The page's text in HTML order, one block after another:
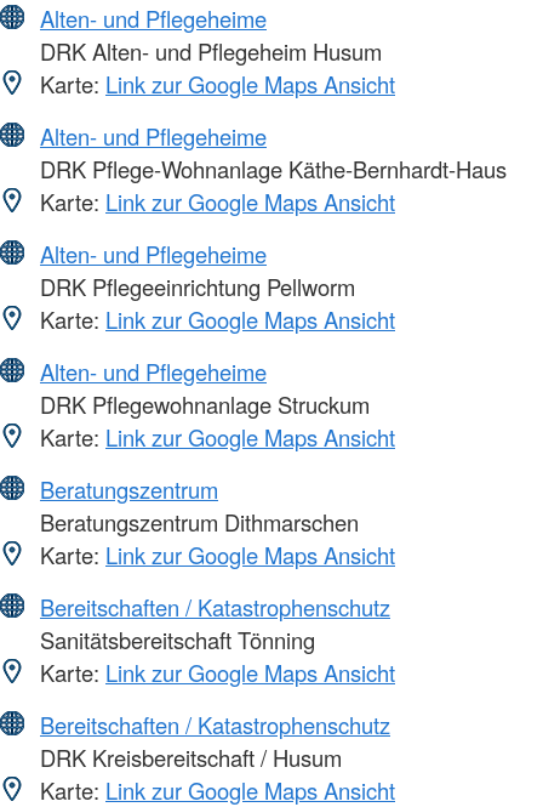
Alten- und Pflegeheime
DRK Alten- und Pflegeheim Husum
Karte: Link zur Google Maps Ansicht
Alten- und Pflegeheime
DRK Pflege-Wohnanlage Käthe-Bernhardt-Haus
Karte: Link zur Google Maps Ansicht
Alten- und Pflegeheime
DRK Pflegeeinrichtung Pellworm
Karte: Link zur Google Maps Ansicht
Alten- und Pflegeheime
DRK Pflegewohnanlage Struckum
Karte: Link zur Google Maps Ansicht
Beratungszentrum
Beratungszentrum Dithmarschen
Karte: Link zur Google Maps Ansicht
Bereitschaften / Katastrophenschutz
Sanitätsbereitschaft Tönning
Karte: Link zur Google Maps Ansicht
Bereitschaften / Katastrophenschutz
DRK Kreisbereitschaft / Husum
Karte: Link zur Google Maps Ansicht